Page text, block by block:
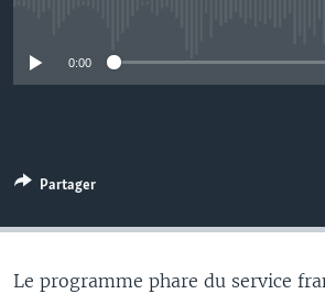
0:00
Partager
Le programme phare du service